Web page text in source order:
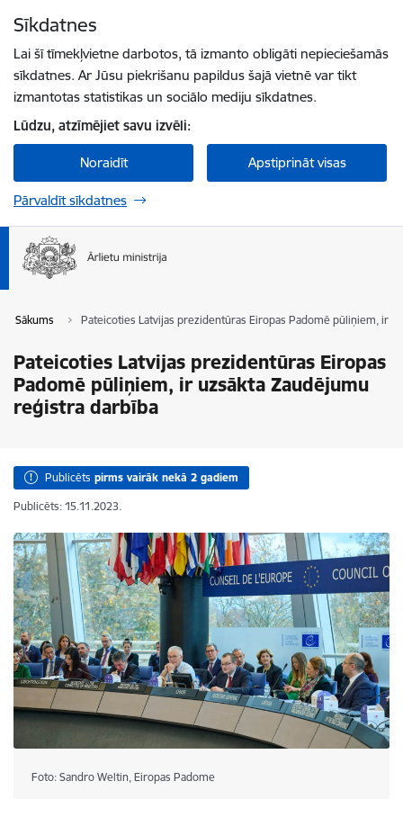
Sīkdatnes
Lai šī tīmekļvietne darbotos, tā izmanto obligāti nepieciešamās
sīkdatnes. Ar Jūsu piekrišanu papildus šajā vietnē var tikt
izmantotas statistikas un sociālo mediju sīkdatnes.
Lūdzu, atzīmējiet savu izvēli:
Noraidīt Apstiprināt visas
Pārvaldīt sīkdatnes
Sākums Pateicoties Latvijas prezidentūras Eiropas Padomē pūliņiem, ir
Pateicoties Latvijas prezidentūras Eiropas
Padomē pūliņiem, ir uzsākta Zaudējumu
reģistra darbība
Publicēts pirms vairāk nekā 2 gadiem
Publicēts: 15.11.2023.
Foto: Sandro Weltin, Eiropas Padome